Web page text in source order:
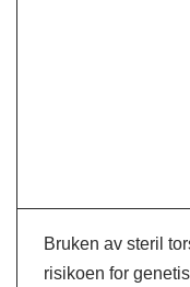
Bruken av steril
risikoen for